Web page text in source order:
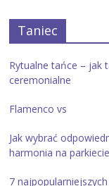
Taniec
Rytualne tańce – jak
ceremonialne
Flamenco vs
Jak wybrać
harmonia na parkiecie
7